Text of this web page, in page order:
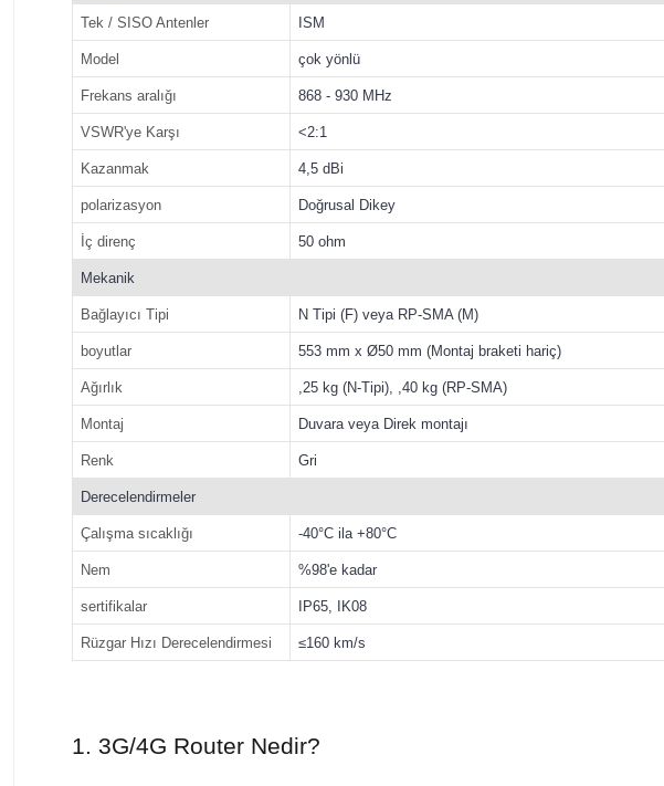
Tek / SISO Antenler ISM
Model çok yönlü
Frekans aralığı 868 - 930 MHz
VSWR'ye Karşı <2:1
Kazanmak 4,5 dBi
polarizasyon Doğrusal Dikey
İç direnç 50 ohm
Mekanik
Bağlayıcı Tipi N Tipi (F) veya RP-SMA (M)
boyutlar 553 mm x Ø50 mm (Montaj braketi hariç)
Ağırlık ,25 kg (N-Tipi), ,40 kg (RP-SMA)
Montaj Duvara veya Direk montajı
Renk Gri
Derecelendirmeler
Çalışma sıcaklığı -40°C ila +80°C
Nem %98'e kadar
sertifikalar IP65, IK08
Rüzgar Hızı Derecelendirmesi ≤160 km/s
1. 3G/4G Router Nedir?